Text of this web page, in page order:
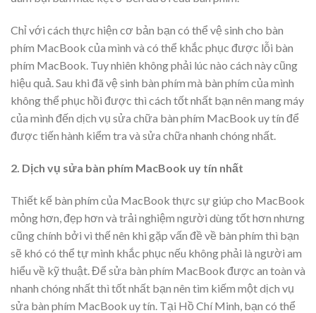
Chỉ với cách thực hiện cơ bản bạn có thể vệ sinh cho bàn
phím MacBook của mình và có thể khắc phục được lỗi bàn
phím MacBook. Tuy nhiên không phải lúc nào cách này cũng
hiệu quả. Sau khi đã vệ sinh bàn phím mà bàn phím của mình
không thể phục hồi được thì cách tốt nhất bạn nên mang máy
của mình đến dịch vụ sửa chữa bàn phím MacBook uy tín để
được tiến hành kiểm tra và sửa chữa nhanh chóng nhất.
2. Dịch vụ sửa bàn phím MacBook uy tín nhất
Thiết kế bàn phím của MacBook thực sự giúp cho MacBook
mỏng hơn, đẹp hơn và trải nghiệm người dùng tốt hơn nhưng
cũng chính bởi vì thế nên khi gặp vấn đề về bàn phím thì bạn
sẽ khó có thể tự mình khắc phục nếu không phải là người am
hiểu về kỹ thuật. Để sửa bàn phím MacBook được an toàn và
nhanh chóng nhất thì tốt nhất bạn nên tìm kiếm một dịch vụ
sửa bàn phím MacBook uy tín. Tại Hồ Chí Minh, bạn có thể